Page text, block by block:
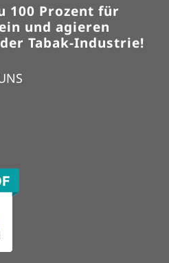
100 Prozent für
und agieren
Tabak-Industrie!